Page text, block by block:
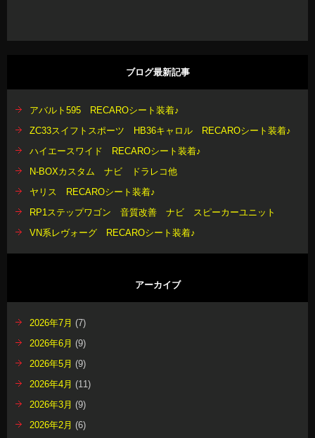
ブログ最新記事
アバルト595 RECAROシート装着♪
ZC33スイフトスポーツ HB36キャロル RECAROシート装着♪
ハイエースワイド RECAROシート装着♪
N-BOXカスタム ナビ ドラレコ他
ヤリス RECAROシート装着♪
RP1ステップワゴン 音質改善 ナビ スピーカーユニット
VN系レヴォーグ RECAROシート装着♪
アーカイブ
2026年7月 (7)
2026年6月 (9)
2026年5月 (9)
2026年4月 (11)
2026年3月 (9)
2026年2月 (6)